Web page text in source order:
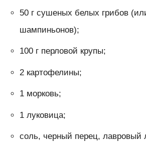
50 г сушеных белых грибов
шампиньонов);
100 г перловой крупы;
2 картофелины;
1 морковь;
1 луковица;
соль, черный перец, лавровый